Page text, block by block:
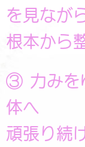
を見なが
根本から
③ 力みを
体へ
頑張り続